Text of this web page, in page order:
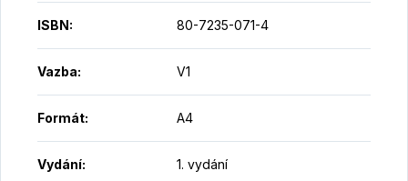
ISBN: 80-7235-071-4
Vazba: V1
Formát: A4
Vydání: 1. vydání